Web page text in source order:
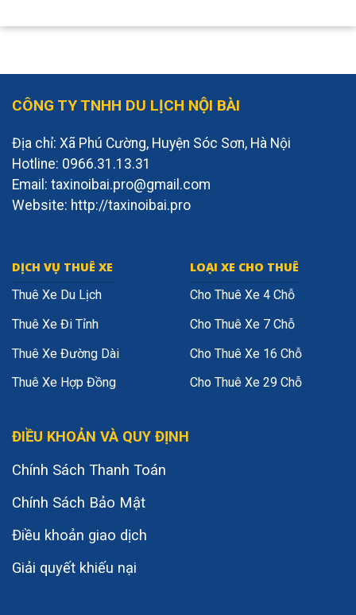
CÔNG TY TNHH DU LỊCH NỘI BÀI
Địa chỉ: Xã Phú Cường, Huyện Sóc Sơn, Hà Nội
Hotline: 0966.31.13.31
Email: taxinoibai.pro@gmail.com
Website: http://taxinoibai.pro
DỊCH VỤ THUÊ XE
Thuê Xe Du Lịch
Thuê Xe Đi Tỉnh
Thuê Xe Đường Dài
Thuê Xe Hợp Đồng
LOẠI XE CHO THUÊ
Cho Thuê Xe 4 Chỗ
Cho Thuê Xe 7 Chỗ
Cho Thuê Xe 16 Chỗ
Cho Thuê Xe 29 Chỗ
ĐIỀU KHOẢN VÀ QUY ĐỊNH
Chính Sách Thanh Toán
Chính Sách Bảo Mật
Điều khoản giao dịch
Giải quyết khiếu nại